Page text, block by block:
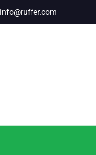
info@ruffer.com